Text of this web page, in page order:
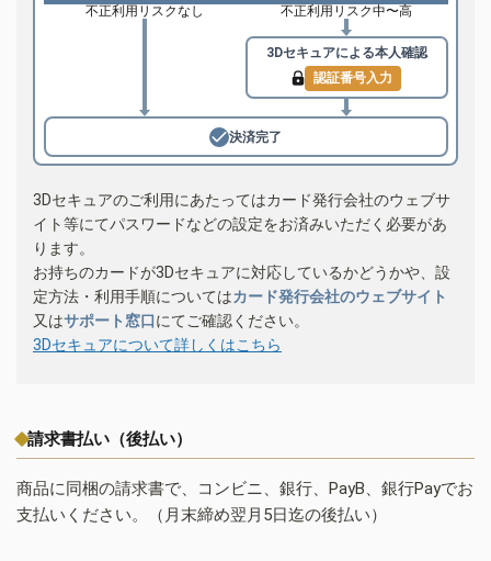
不正利用リスクなし 不正利用リスク中〜高
3Dセキュアによる本人確認
認証番号入力
決済完了
3Dセキュアのご利用にあたってはカード発行会社のウェブサ
イト等にてパスワードなどの設定をお済みいただく必要があ
ります。
お持ちのカードが3Dセキュアに対応しているかどうかや、設
定方法・利用手順についてはカード発行会社のウェブサイト
又はサポート窓口にてご確認ください。
3Dセキュアについて詳しくはこちら
請求書払い（後払い）
商品に同梱の請求書で、コンビニ、銀行、PayB、銀行Payでお
支払いください。（月末締め翌月5日迄の後払い）